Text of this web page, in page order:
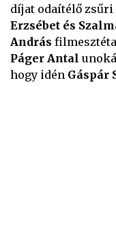
díjat odaítélő zsűri
Erzsébet és
András
Páger Antal
hogy idén Gáspár